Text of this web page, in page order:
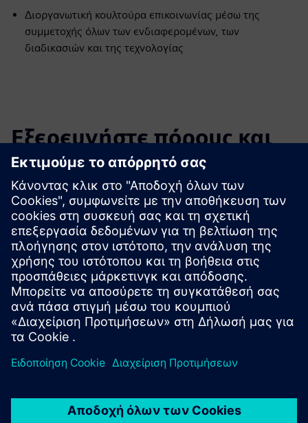
Διοργανωτική κουλτούρα επικοινωνίας μέσω της
συμμετοχής όλων των ενδιαφερομένων, των
διαδικασιών και της τεχνολογίας
Εξερευνήστε πόρους και
σχετικά προϊόντα
Πρόσθετες πληροφορίες και πόροι
Περισσότερες πληροφορίες
Προαπαιτούμενα
κανένας